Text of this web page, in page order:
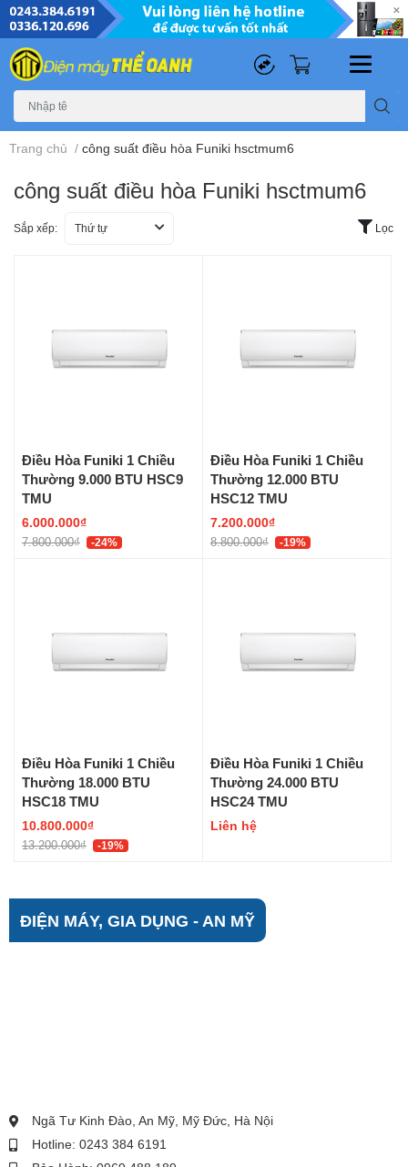
Trang chủ / công suất điều hòa Funiki hsctmum6
công suất điều hòa Funiki hsctmum6
Sắp xếp: Thứ tự Lọc
Điều Hòa Funiki 1 Chiều
Thường 9.000 BTU HSC9
TMU
6.000.000₫
7.800.000₫ -24%
Điều Hòa Funiki 1 Chiều
Thường 12.000 BTU
HSC12 TMU
7.200.000₫
8.800.000₫ -19%
Điều Hòa Funiki 1 Chiều
Thường 18.000 BTU
HSC18 TMU
10.800.000₫
13.200.000₫ -19%
Điều Hòa Funiki 1 Chiều
Thường 24.000 BTU
HSC24 TMU
Liên hệ
ĐIỆN MÁY, GIA DỤNG - AN MỸ
Ngã Tư Kinh Đào, An Mỹ, Mỹ Đức, Hà Nội
Hotline: 0243 384 6191